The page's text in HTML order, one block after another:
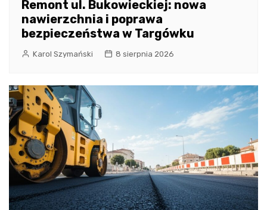
Remont ul. Bukowieckiej: nowa
nawierzchnia i poprawa
bezpieczeństwa w Targówku
Karol Szymański 8 sierpnia 2026